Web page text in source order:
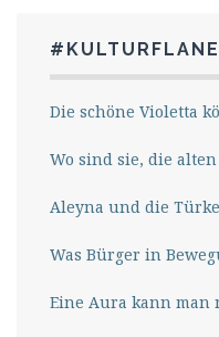
Die schöne Violetta
Wo sind sie, die
Aleyna und die
Was Bürger in
Eine Aura kann man